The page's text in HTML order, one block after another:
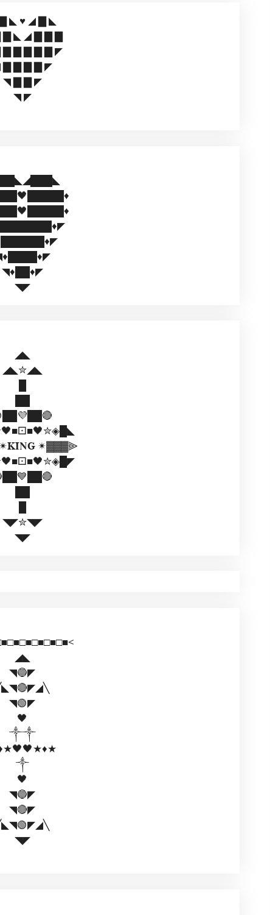
◣ ♥️ ◢ ▇ ◣
▇ ◣ ◢ ▇ ▇ ▇
▇ ▇ ▇ ▇ ▇ ◤
▇ ▇ ▇ ▇ ◤
◥ ▇ ▇ ◤
◥ ◤
◥♦️██♦️◤
◥◤
◢◣
◢◣✮◢◣
✴▓▓▓⫸
◥◤✮◥◤
◥◤
◢◣
◥🔵◤
◥🟢◤
🖤
༒༒
༒
🖤
◥🔵◤
◥🔴◤
◥◤